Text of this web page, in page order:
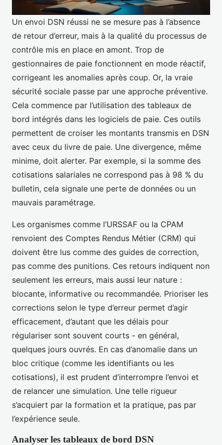
Un envoi DSN réussi ne se mesure pas à l’absence
de retour d’erreur, mais à la qualité du processus de
contrôle mis en place en amont. Trop de
gestionnaires de paie fonctionnent en mode réactif,
corrigeant les anomalies après coup. Or, la vraie
sécurité sociale passe par une approche préventive.
Cela commence par l’utilisation des tableaux de
bord intégrés dans les logiciels de paie. Ces outils
permettent de croiser les montants transmis en DSN
avec ceux du livre de paie. Une divergence, même
minime, doit alerter. Par exemple, si la somme des
cotisations salariales ne correspond pas à 98 % du
bulletin, cela signale une perte de données ou un
mauvais paramétrage.
Les organismes comme l’URSSAF ou la CPAM
renvoient des Comptes Rendus Métier (CRM) qui
doivent être lus comme des guides de correction,
pas comme des punitions. Ces retours indiquent non
seulement les erreurs, mais aussi leur nature :
blocante, informative ou recommandée. Prioriser les
corrections selon le type d’erreur permet d’agir
efficacement, d’autant que les délais pour
régulariser sont souvent courts - en général,
quelques jours ouvrés. En cas d’anomalie dans un
bloc critique (comme les identifiants ou les
cotisations), il est prudent d’interrompre l’envoi et
de relancer une simulation. Une telle rigueur
s’acquiert par la formation et la pratique, pas par
l’expérience seule.
Analyser les tableaux de bord DSN